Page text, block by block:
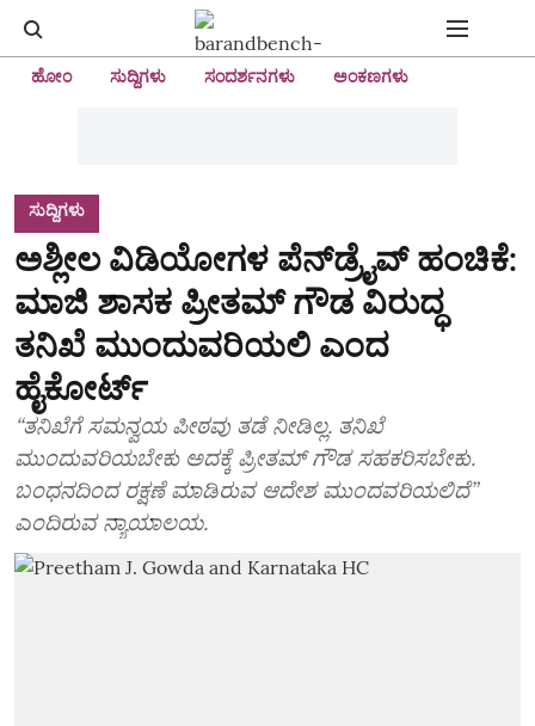
ಹೋಂ ಸುದ್ದಿಗಳು ಸಂದರ್ಶನಗಳು ಅಂಕಣಗಳು
ಸುದ್ದಿಗಳು
ಅಶ್ಲೀಲ ವಿಡಿಯೋಗಳ ಪೆನ್‌ಡ್ರೈವ್‌ ಹಂಚಿಕೆ:
ಮಾಜಿ ಶಾಸಕ ಪ್ರೀತಮ್‌ ಗೌಡ ವಿರುದ್ಧ
ತನಿಖೆ ಮುಂದುವರಿಯಲಿ ಎಂದ
ಹೈಕೋರ್ಟ್‌
“ತನಿಖೆಗೆ ಸಮನ್ವಯ ಪೀಠವು ತಡೆ ನೀಡಿಲ್ಲ. ತನಿಖೆ
ಮುಂದುವರಿಯಬೇಕು ಅದಕ್ಕೆ ಪ್ರೀತಮ್‌ ಗೌಡ ಸಹಕರಿಸಬೇಕು.
ಬಂಧನದಿಂದ ರಕ್ಷಣೆ ಮಾಡಿರುವ ಆದೇಶ ಮುಂದವರಿಯಲಿದೆ”
ಎಂದಿರುವ ನ್ಯಾಯಾಲಯ.